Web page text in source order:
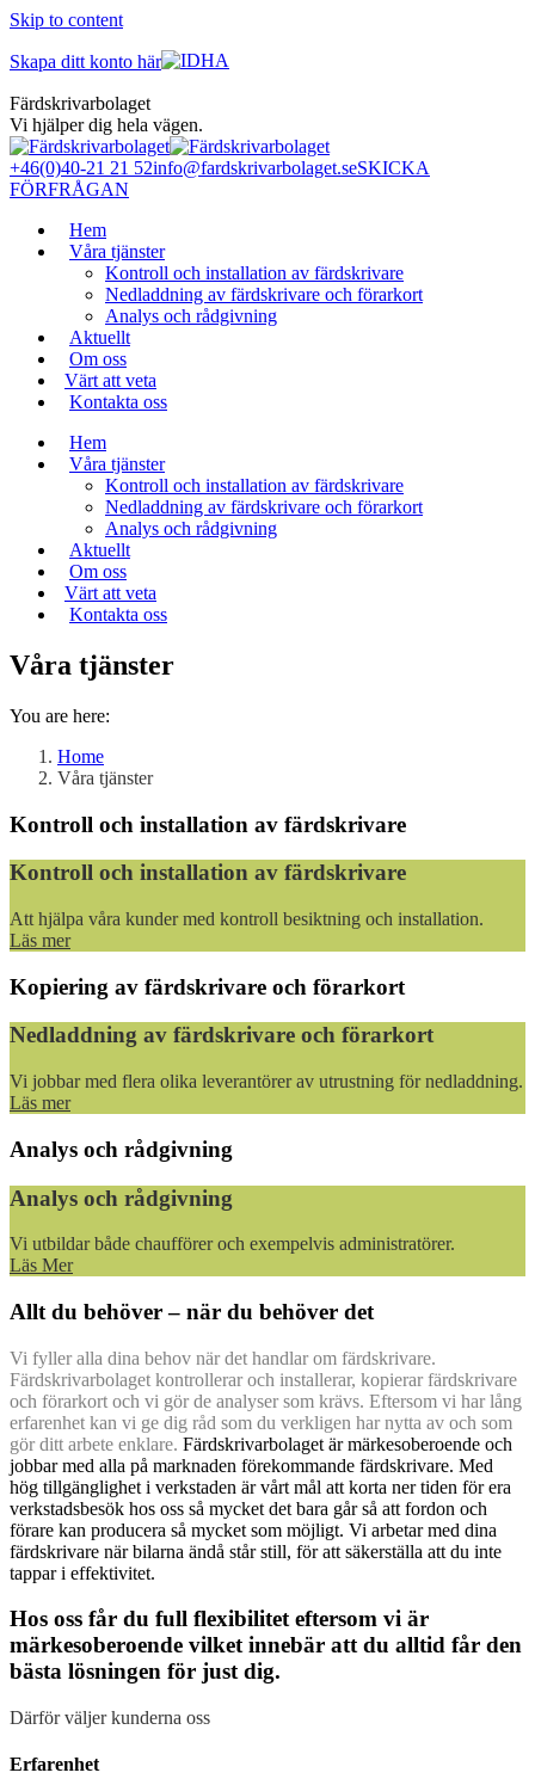
Skip to content
Skapa ditt konto här
Färdskrivarbolaget
Vi hjälper dig hela vägen.
+46(0)40-21 21 52info@fardskrivarbolaget.seSKICKA
FÖRFRÅGAN
Hem
Våra tjänster
Kontroll och installation av färdskrivare
Nedladdning av färdskrivare och förarkort
Analys och rådgivning
Aktuellt
Om oss
Värt att veta
Kontakta oss
Hem
Våra tjänster
Kontroll och installation av färdskrivare
Nedladdning av färdskrivare och förarkort
Analys och rådgivning
Aktuellt
Om oss
Värt att veta
Kontakta oss
Våra tjänster
You are here:
Home
Våra tjänster
Kontroll och installation av färdskrivare
Kontroll och installation av färdskrivare
Att hjälpa våra kunder med kontroll besiktning och installation.
Läs mer
Kopiering av färdskrivare och förarkort
Nedladdning av färdskrivare och förarkort
Vi jobbar med flera olika leverantörer av utrustning för nedladdning.
Läs mer
Analys och rådgivning
Analys och rådgivning
Vi utbildar både chaufförer och exempelvis administratörer.
Läs Mer
Allt du behöver – när du behöver det
Vi fyller alla dina behov när det handlar om färdskrivare.
Färdskrivarbolaget kontrollerar och installerar, kopierar färdskrivare
och förarkort och vi gör de analyser som krävs. Eftersom vi har lång
erfarenhet kan vi ge dig råd som du verkligen har nytta av och som
gör ditt arbete enklare. Färdskrivarbolaget är märkesoberoende och
jobbar med alla på marknaden förekommande färdskrivare. Med
hög tillgänglighet i verkstaden är vårt mål att korta ner tiden för era
verkstadsbesök hos oss så mycket det bara går så att fordon och
förare kan producera så mycket som möjligt. Vi arbetar med dina
färdskrivare när bilarna ändå står still, för att säkerställa att du inte
tappar i effektivitet.
Hos oss får du full flexibilitet eftersom vi är
märkesoberoende vilket innebär att du alltid får den
bästa lösningen för just dig.
Därför väljer kunderna oss
Erfarenhet